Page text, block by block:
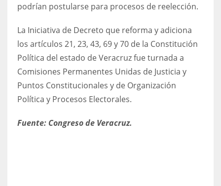
podrían postularse para procesos de reelección.
La Iniciativa de Decreto que reforma y adiciona
los artículos 21, 23, 43, 69 y 70 de la Constitución
Política del estado de Veracruz fue turnada a
Comisiones Permanentes Unidas de Justicia y
Puntos Constitucionales y de Organización
Política y Procesos Electorales.
Fuente: Congreso de Veracruz.